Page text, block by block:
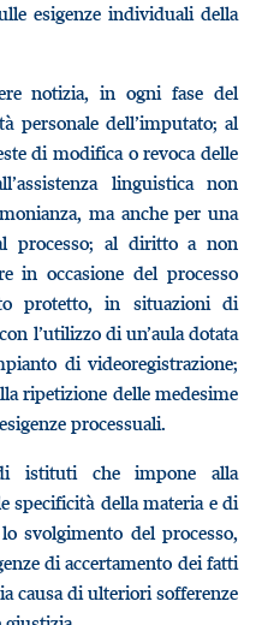
esigenze individuali della
notizia, in ogni fase del
personale dell’imputato; al
di modifica o revoca delle
linguistica non
ma anche per una
processo; al diritto a non
in occasione del processo
protetto, in situazioni di
l’utilizzo di un’aula dotata
di videoregistrazione;
ripetizione delle medesime
processuali.
istituti che impone alla
specificità della materia e di
svolgimento del processo,
di accertamento dei fatti
causa di ulteriori sofferenze